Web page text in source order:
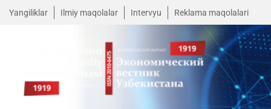
Yangiliklar Ilmiy maqolalar Intervyu Reklama maqolalari